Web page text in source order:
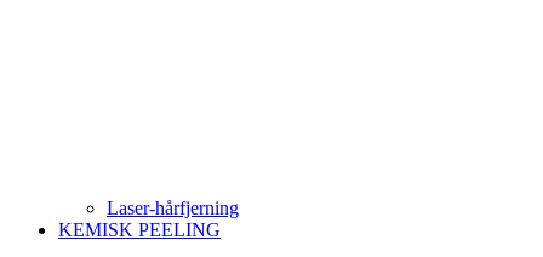
Laser-hårfjerning
KEMISK PEELING